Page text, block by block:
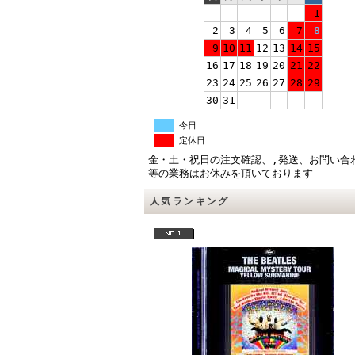
1
2
3 4 5 6 7
8
9 10 11 12 13 14 15
16 17 18 19 20 21 22
23 24 25 26 27 28 29
30 31
今日
定休日
金・土・祝日の注文確認、,発送、お問い合
等の業務はお休みを頂いております
人気ランキング